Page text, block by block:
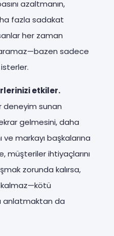
azaltmanın,
fazla sadakat
her zaman
sadece
etkiler.
deneyim sunan
gelmesini, daha
markayı başkalarına
müşteriler ihtiyaçlarını
zorunda kalırsa,
anlatmaktan da